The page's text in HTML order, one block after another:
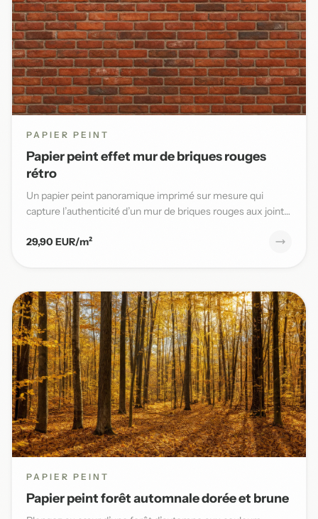
PAPIER PEINT
Papier peint effet mur de briques rouges
rétro
Un papier peint panoramique imprimé sur mesure qui
capture l’authenticité d’un mur de briques rouges aux joints
29,90 EUR/m²
PAPIER PEINT
Papier peint forêt automnale dorée et brune